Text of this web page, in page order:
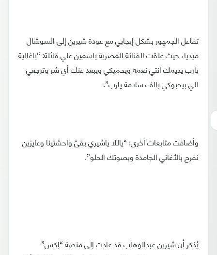
تفاعل الجمهور بشكل إيجابي مع عودة شيرين إلى السوشال
ميديا، حيث علقت الفنانة المصرية ياسمين علي قائلة: “ياغالية
يارب يديمك انتي نعمه ويحميكي ويبعد عنك أي شر وترجعي
للي بيحبوكي بالف سلامة يارب”.
وأضافت متابعات أخرى: “ياللا ياشيري بقىّ واحشتينا وعايزين
نفرح بالأغاني الجامدة وبصوتك الحلو”.
يُذكر أن شيرين عبدالوهاب قد عادت إلى منصة “إكس”